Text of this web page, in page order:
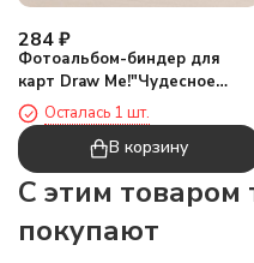
284₽
Фотоальбом-биндер для
карт Draw Me!"Чудесное
время",20
страниц(19,5*23,5см)
Осталась 1 шт.
В корзину
C этим товаром
покупают